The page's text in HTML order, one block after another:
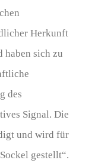
Herkunft
sich zu
des
Signal. Die
und wird für
gestellt“.